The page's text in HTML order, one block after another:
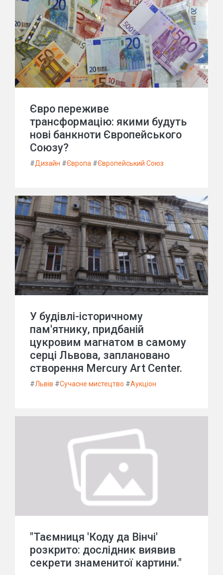
Євро переживе
трансформацію: якими будуть
нові банкноти Європейського
Союзу?
#Дизайн #Європа #Європейський Союз
У будівлі-історичному
пам'ятнику, придбаній
цукровим магнатом в самому
серці Львова, заплановано
створення Mercury Art Center.
#Львів #Сучасне мистецтво #Аукціон
"Таємниця 'Коду да Вінчі'
розкрито: дослідник виявив
секрети знаменитої картини."